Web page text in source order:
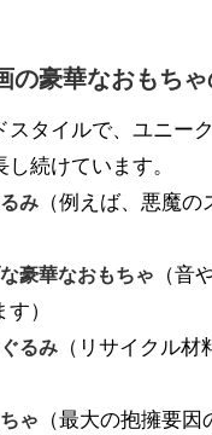
の豪華なおもち
スタイルで、ユニー
続けています。
み （例えば、悪魔の
豪華なおもちゃ
（音
）
るみ （リサイクル材
ゃ
（最大の抱擁要